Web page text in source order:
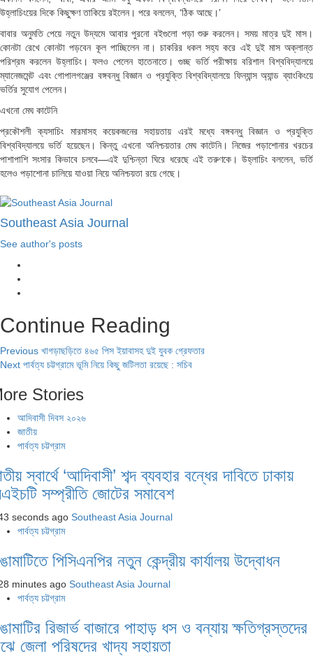
উহ্লাচিংয়ের দিকে কিছুক্ষণ তাকিয়ে রইলেন। পরে বললেন, ‘ঠিক আছে।’
বাবার অনুমতি পেয়ে নতুন উদ্যমে আবার পুরনো বইগুলো পড়া শুরু করলেন। সময় মাত্র দুই মাস।
কোনটা রেখে কোনটা পড়বেন কূল পাচ্ছিলেন না। চাকরির ধকল সহ্য করে এই দুই মাস অক্লান্ত
পরিশ্রম করলেন উহ্লাচিং। ফলও পেলেন হাতেনাতে। গুচ্ছ ভর্তি পরীক্ষায় বরিশাল বিশ্ববিদ্যালয়ে
ম্যানেজমেন্ট এবং গোপালগঞ্জের বঙ্গবন্ধু বিজ্ঞান ও প্রযুক্তি বিশ্ববিদ্যালয়ে ফিন্যান্স অ্যান্ড ব্যাংকিংয়ে
ভর্তির সুযোগ পেলেন।
এখনো মেঘ কাটেনি
প্রকৌশলী ক্যসাচিং মারমাসহ কয়েকজনের সহায়তায় এরই মধ্যে বঙ্গবন্ধু বিজ্ঞান ও প্রযুক্তি
বিশ্ববিদ্যালয়ে ভর্তি হয়েছেন। কিন্তু এখনো অনিশ্চয়তার মেঘ কাটেনি। নিজের পড়াশোনার খরচের
পাশাপাশি সংসার কিভাবে চলবে—এই দুশ্চিন্তা ঘিরে ধরেছে এই তরুণকে। উহ্লাচিং বললেন, ভর্তি
হলেও পড়াশোনা চালিয়ে যাওয়া নিয়ে অনিশ্চয়তা রয়ে গেছে।
Southeast Asia Journal
See author's posts
Continue Reading
Previous খাগড়াছড়িতে ৪৬৫ পিস ইয়াবাসহ দুই যুবক গ্রেফতার
Next পার্বত্য চট্টগ্রামে ভূমি নিয়ে কিছু জটিলতা রয়েছে : সচিব
Stories
আদিবাসী দিবস ২০২৬
জাতীয়
পার্বত্য চট্টগ্রাম
স্বার্থে ‘আদিবাসী’ শব্দ ব্যবহার বন্ধের দাবিতে ঢাকায়
সম্প্রীতি জোটের সমাবেশ
seconds ago Southeast Asia Journal
পার্বত্য চট্টগ্রাম
পিসিএনপির নতুন কেন্দ্রীয় কার্যালয় উদ্বোধন
minutes ago Southeast Asia Journal
পার্বত্য চট্টগ্রাম
রিজার্ভ বাজারে পাহাড় ধস ও বন্যায় ক্ষতিগ্রস্তদের
জেলা পরিষদের খাদ্য সহায়তা